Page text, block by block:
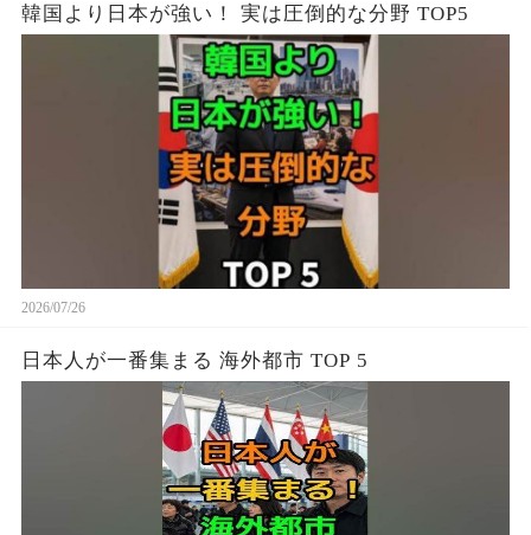
韓国より日本が強い！ 実は圧倒的な分野 TOP5
2026/07/26
日本人が一番集まる 海外都市 TOP 5